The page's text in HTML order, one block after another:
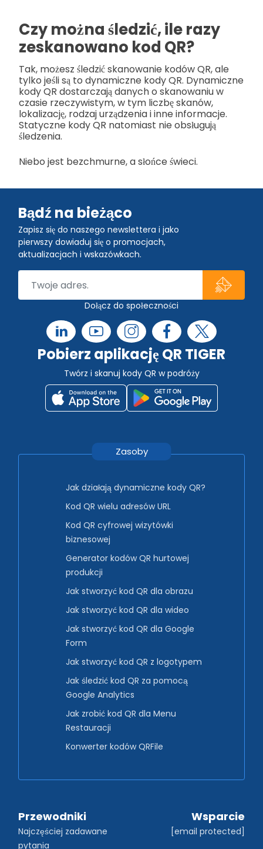
Czy można śledzić, ile razy
zeskanowano kod QR?
Tak, możesz śledzić skanowanie kodów QR, ale
tylko jeśli są to dynamiczne kody QR. Dynamiczne
kody QR dostarczają danych o skanowaniu w
czasie rzeczywistym, w tym liczbę skanów,
lokalizację, rodzaj urządzenia i inne informacje.
Statyczne kody QR natomiast nie obsługują
śledzenia.
Niebo jest bezchmurne, a słońce świeci.
Bądź na bieżąco
Zapisz się do naszego newslettera i jako
pierwszy dowiaduj się o promocjach,
aktualizacjach i wskazówkach.
Dołącz do społeczności
Pobierz aplikację QR TIGER
Twórz i skanuj kody QR w podróży
Zasoby
Jak działają dynamiczne kody QR?
Kod QR wielu adresów URL
Kod QR cyfrowej wizytówki
biznesowej
Generator kodów QR hurtowej
produkcji
Jak stworzyć kod QR dla obrazu
Jak stworzyć kod QR dla wideo
Jak stworzyć kod QR dla Google
Form
Jak stworzyć kod QR z logotypem
Jak śledzić kod QR za pomocą
Google Analytics
Jak zrobić kod QR dla Menu
Restauracji
Konwerter kodów QRFile
Przewodniki
Najczęściej zadawane
pytania
Wsparcie
[email protected]